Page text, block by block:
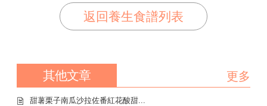
返回養生食譜列表
其他文章 更多
甜薯栗子南瓜沙拉佐番紅花酸甜...